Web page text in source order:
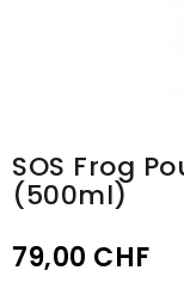
SOS Frog
(500ml)
79,00 CHF